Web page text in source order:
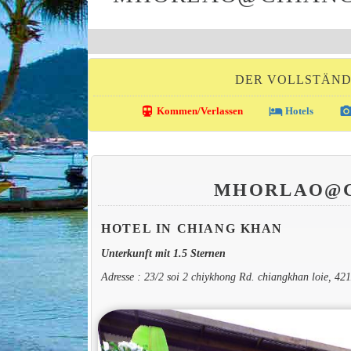
DER
directions_transit Kommen/Verlassen local_hotelHotels
HOTEL IN CHIANG KHAN
Unterkunft mit 1.5 Sternen
Adresse : 23/2 soi 2 chiykhong Rd. chiangkhan loie,